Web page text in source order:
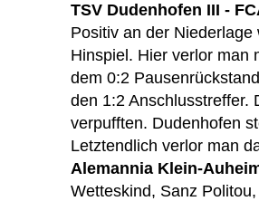
TSV Dudenhofen III -
Positiv an der
Hinspiel. Hier verlor man
dem 0:2
den 1:2 Anschlusstreffer.
verpufften. Dudenhofen
Letztendlich verlor man
Alemannia Klein-
Wetteskind, Sanz